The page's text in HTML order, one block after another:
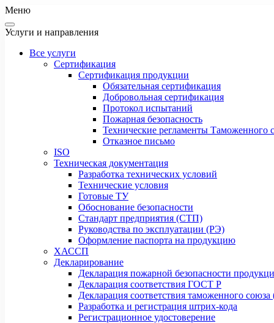
Меню
Услуги и направления
Все услуги
Сертификация
Сертификация продукции
Обязательная сертификация
Добровольная сертификация
Протокол испытаний
Пожарная безопасность
Технические регламенты Таможенного
Отказное письмо
ISO
Техническая документация
Разработка технических условий
Технические условия
Готовые ТУ
Обоснование безопасности
Стандарт предприятия (СТП)
Руководства по эксплуатации (РЭ)
Оформление паспорта на продукцию
ХАССП
Декларирование
Декларация пожарной безопасности
Декларация соответствия ГОСТ Р
Декларация соответствия таможенного
Разработка и регистрация штрих-кода
Регистрационное удостоверение